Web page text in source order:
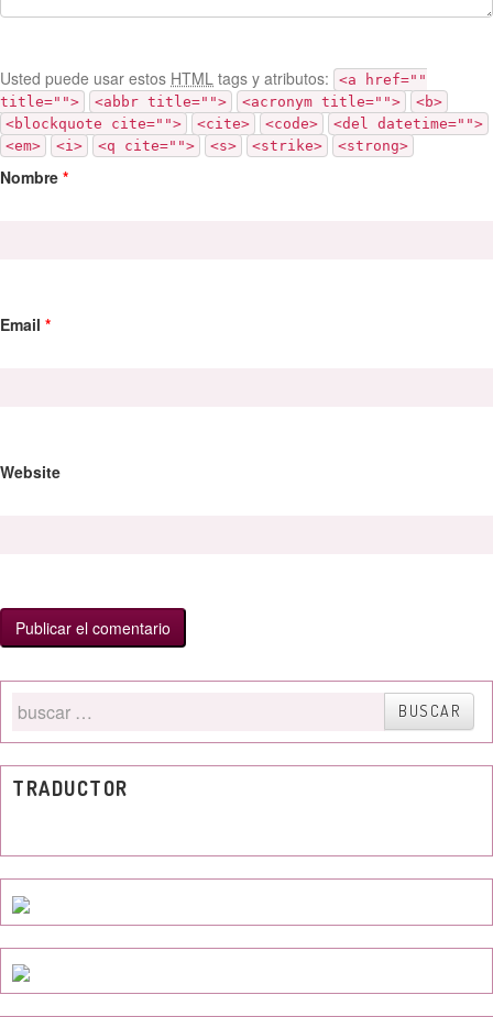
Usted puede usar estos HTML tags y atributos:
<a href=""
title="">
<abbr title=""> <acronym title="">
<b>
<blockquote cite="">
<cite> <code>
<del datetime="">
<em>
<i> <q cite=""> <s> <strike> <strong>
Nombre *
Email *
Website
Buscar
por
BUSCAR
TRADUCTOR